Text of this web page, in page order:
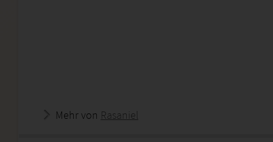
Mehr von Rasaniel